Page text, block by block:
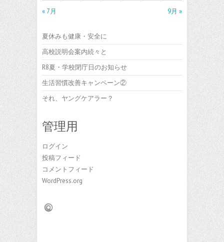
« 7月 9月 »
夏休みも健康・安全に
高校説明会案内続々と
R8夏・学校閉庁日のお知らせ
生活習慣改善キャンペーン②
それ、ヤングケアラー？
管理用
ログイン
投稿フィード
コメントフィード
WordPress.org